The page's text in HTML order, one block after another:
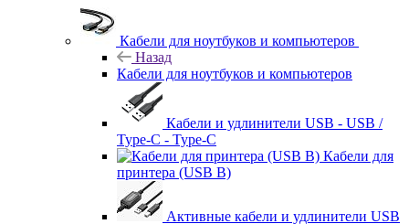
Кабели для ноутбуков и компьютеров
Назад
Кабели для ноутбуков и компьютеров
Кабели и удлинители USB - USB /
Type-C - Type-C
Кабели для
принтера (USB B)
Активные кабели и удлинители USB